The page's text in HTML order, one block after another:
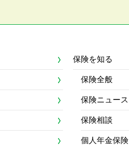
保険を知る
保険全般
保険ニュース
保険相談
個人年金保険